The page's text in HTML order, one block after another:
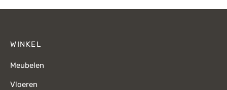
WINKEL
Meubelen
Vloeren